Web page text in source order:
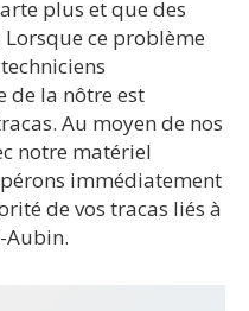
plus et que des
ce problème
de la nôtre est
Au moyen de nos
notre matériel
immédiatement
de vos tracas liés à
Aubin.